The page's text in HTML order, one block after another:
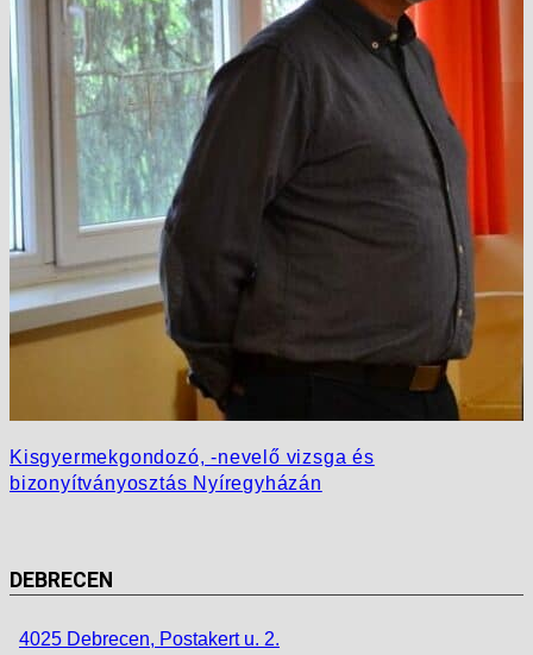
Kisgyermekgondozó, -nevelő vizsga és
bizonyítványosztás Nyíregyházán
DEBRECEN
4025 Debrecen, Postakert u. 2.